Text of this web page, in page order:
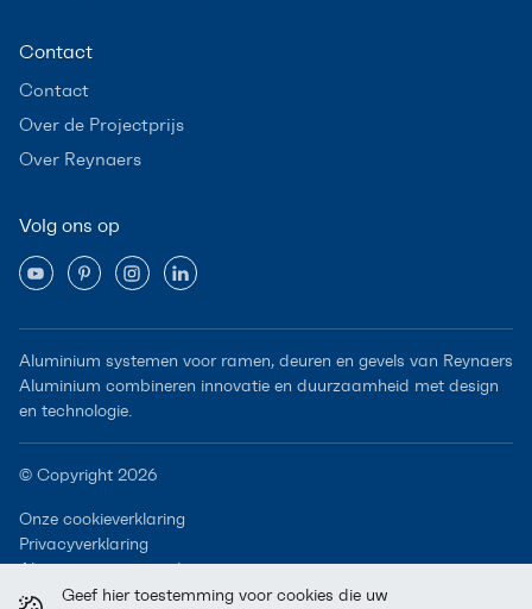
Geef hier toestemming voor cookies die uw
Contact
Contact
Over de Projectprijs
Over Reynaers
Volg ons op
Aluminium systemen voor ramen, deuren en gevels van Reynaers
Aluminium combineren innovatie en duurzaamheid met design
en technologie.
© Copyright 2026
Onze cookieverklaring
Privacyverklaring
Algemene voorwaarden